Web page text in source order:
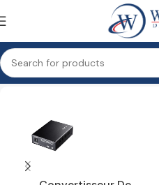
Accueil Réseau Réseau filaire